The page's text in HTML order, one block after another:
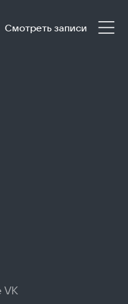
Смотреть записи
VK